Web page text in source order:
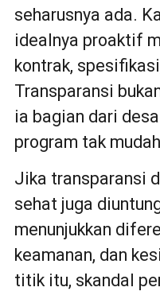
seharusnya ada.
idealnya proaktif
kontrak,
Transparansi
ia bagian dari
program tak
Jika transparansi
sehat juga
menunjukkan
keamanan, dan
titik itu, skandal